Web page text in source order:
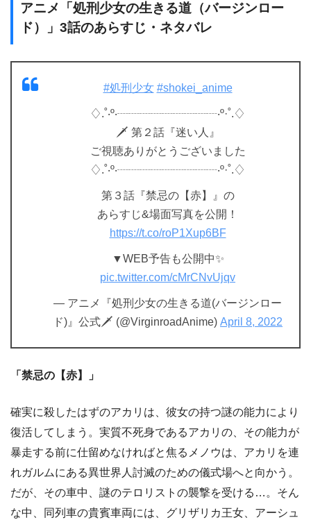
アニメ「処刑少女の生きる道（バージンロー
ド）」3話のあらすじ・ネタバレ
#処刑少女 #shokei_anime
♢.˚‧º‧┈┈┈┈┈┈┈┈┈‧º·˚.♢
🗡 第２話『迷い人』
ご視聴ありがとうございました
♢.˚‧º‧┈┈┈┈┈┈┈┈┈‧º·˚.♢
第３話『禁忌の【赤】』の
あらすじ&場面写真を公開！
https://t.co/roP1Xup6BF
▼WEB予告も公開中✨
pic.twitter.com/cMrCNvUjqv
— アニメ『処刑少女の生きる道(バージンロー
ド)』公式🗡 (@VirginroadAnime) April 8, 2022
「禁忌の【赤】」
確実に殺したはずのアカリは、彼女の持つ謎の能力により
復活してしまう。実質不死身であるアカリの、その能力が
暴走する前に仕留めなければと焦るメノウは、アカリを連
れガルムにある異世界人討滅のための儀式場へと向かう。
だが、その車中、謎のテロリストの襲撃を受ける…。そん
な中、同列車の貴賓車両には、グリザリカ王女、アーシュ